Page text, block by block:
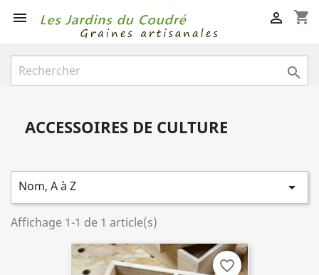
 shopping_cart


ACCESSOIRES DE CULTURE
Nom, A à Z 
Affichage 1-1 de 1 article(s)
favorite_border